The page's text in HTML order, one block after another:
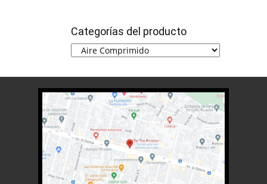
Categorías del producto